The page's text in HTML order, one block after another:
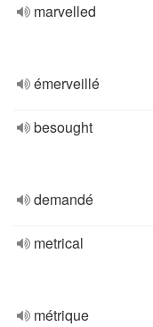
marvelled
émerveillé
besought
demandé
metrical
métrique